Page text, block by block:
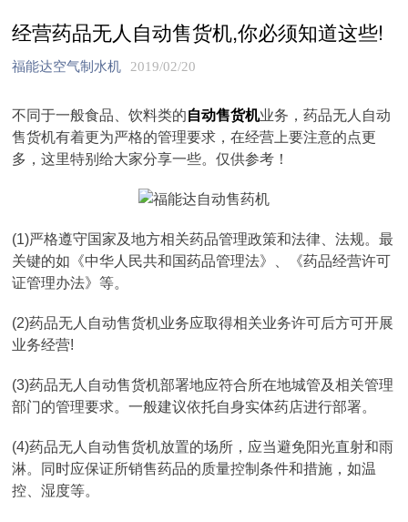
经营药品无人自动售货机,你必须知道这些!
福能达空气制水机 2019/02/20
不同于一般食品、饮料类的自动售货机业务，药品无人自动
售货机有着更为严格的管理要求，在经营上要注意的点更
多，这里特别给大家分享一些。仅供参考！
(1)严格遵守国家及地方相关药品管理政策和法律、法规。最
关键的如《中华人民共和国药品管理法》、《药品经营许可
证管理办法》等。
(2)药品无人自动售货机业务应取得相关业务许可后方可开展
业务经营!
(3)药品无人自动售货机部署地应符合所在地城管及相关管理
部门的管理要求。一般建议依托自身实体药店进行部署。
(4)药品无人自动售货机放置的场所，应当避免阳光直射和雨
淋。同时应保证所销售药品的质量控制条件和措施，如温
控、湿度等。